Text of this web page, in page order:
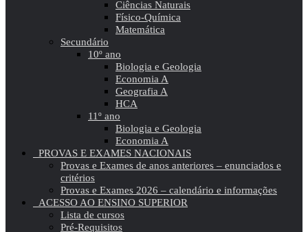
Ciências Naturais
Físico-Química
Matemática
Secundário
10º ano
Biologia e Geologia
Economia A
Geografia A
HCA
11º ano
Biologia e Geologia
Economia A
PROVAS E EXAMES NACIONAIS
Provas e Exames de anos anteriores – enunciados e
critérios
Provas e Exames 2026 – calendário e informações
ACESSO AO ENSINO SUPERIOR
Lista de cursos
Pré-Requisitos